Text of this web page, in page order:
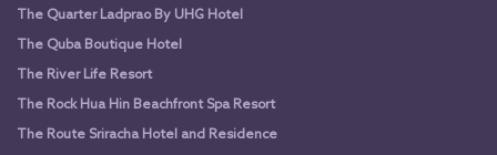
The Quarter Ladprao By UHG Hotel
The Quba Boutique Hotel
The River Life Resort
The Rock Hua Hin Beachfront Spa Resort
The Route Sriracha Hotel and Residence